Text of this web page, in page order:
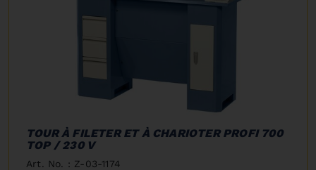
TOUR À FILETER ET À CHARIOTER PROFI 700
TOP / 230 V
Art. No. : Z-03-1174